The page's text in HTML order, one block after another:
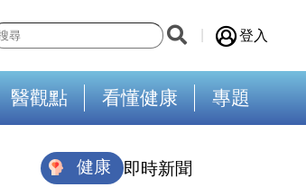
登入
醫觀點 看懂健康 專題
健康 即時新聞